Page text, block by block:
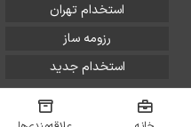
استخدام تهران
رزومه ساز
استخدام جدید
تمامی حقوق این
گونه سوءاستفاده از